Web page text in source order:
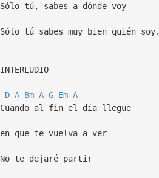
Sólo tú, sabes a dónde voy
Sólo tú sabes muy bien quién soy.
INTERLUDIO
D A Bm A G Em A
Cuando al fin el día llegue
en que te vuelva a ver
No te dejaré partir